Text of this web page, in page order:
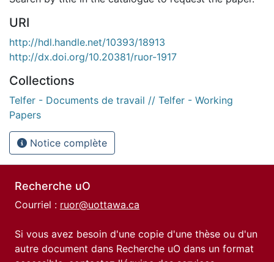
URI
http://hdl.handle.net/10393/18913
http://dx.doi.org/10.20381/ruor-1917
Collections
Telfer - Documents de travail // Telfer - Working
Papers
Notice complète
Recherche uO
Courriel : ruor@uottawa.ca
Si vous avez besoin d'une copie d'une thèse ou d'un
autre document dans Recherche uO dans un format